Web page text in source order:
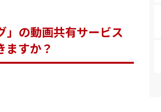
」の動画共有サービス
ますか？